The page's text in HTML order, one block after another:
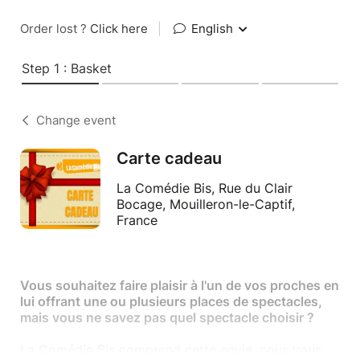
Order lost ? Click here English
Step 1 : Basket
Change event
Carte cadeau
La Comédie Bis, Rue du Clair
Bocage, Mouilleron-le-Captif,
France
Vous souhaitez faire plaisir à l'un de vos proches en
lui offrant une ou plusieurs places de spectacles,
mais vous ne savez pas quel spectacle choisir ?